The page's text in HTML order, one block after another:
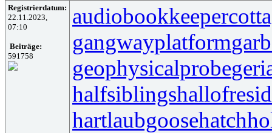
Registrierdatum:
22.11.2023,
07:10
Beiträge:
591758
audiobookkeeper
gangwayplatform
geophysicalprobe
halfsiblings
hartlaubgoose